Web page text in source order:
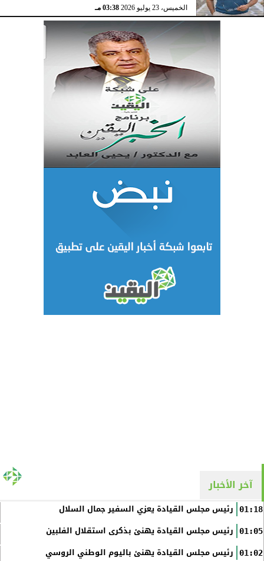
الخميس، 23 يوليو 2026 03:38 مـ
آخر الأخبار
01:18 رئيس مجلس القيادة يعزي السفير جمال السلال
01:05 رئيس مجلس القيادة يهنئ بذكرى استقلال الفلبين
01:02 رئيس مجلس القيادة يهنئ باليوم الوطني الروسي